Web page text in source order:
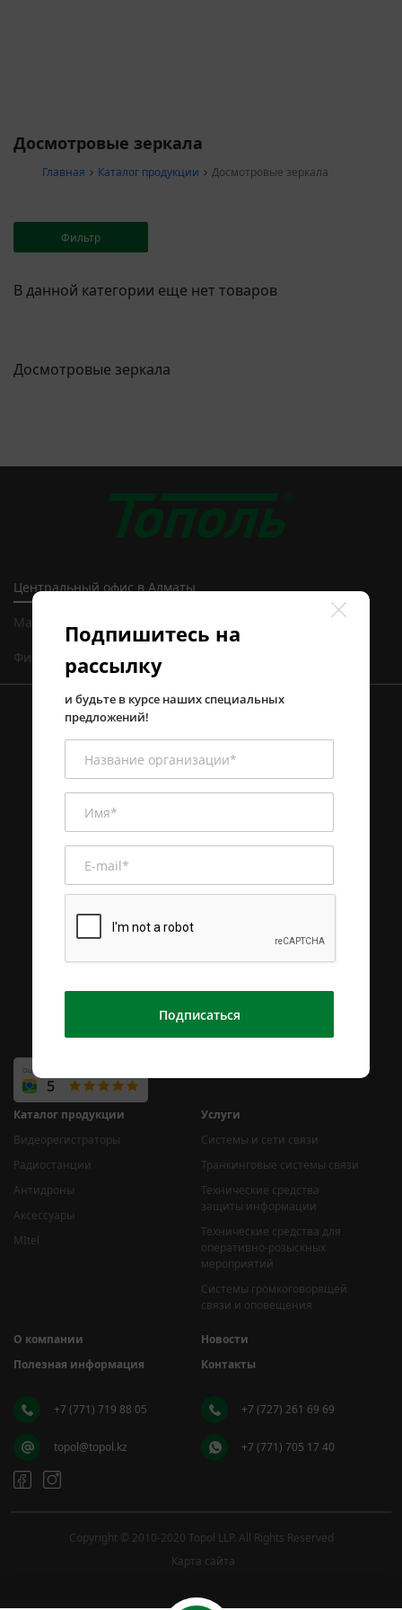
Досмотровые зеркала
Главная Каталог продукции Досмотровые зеркала
Фильтр
В данной категории еще нет товаров
Досмотровые зеркала
Каталог продукции
Видеорегистраторы
Радиостанции
Антидроны
Аксессуары
MItel
Услуги
Системы и сети связи
Транкинговые системы связи
Технические средства
защиты информации
Технические средства для
оперативно-розыскных
мероприятий
Системы громкоговорящей
связи и оповещения
О компании
Новости
Полезная информация
Контакты
+7 (771) 719 88 05 +7 (727) 261 69 69
topol@topol.kz +7 (771) 705 17 40
Центральный офис в Алматы
Магазин и сервисный центр в Алматы
Филиал в Астане
Copyright © 2010-2020 Topol LLP. All Rights Reserved
Карта сайта
Подпишитесь на
рассылку
и будьте в курсе наших специальных
предложений!
Подписаться